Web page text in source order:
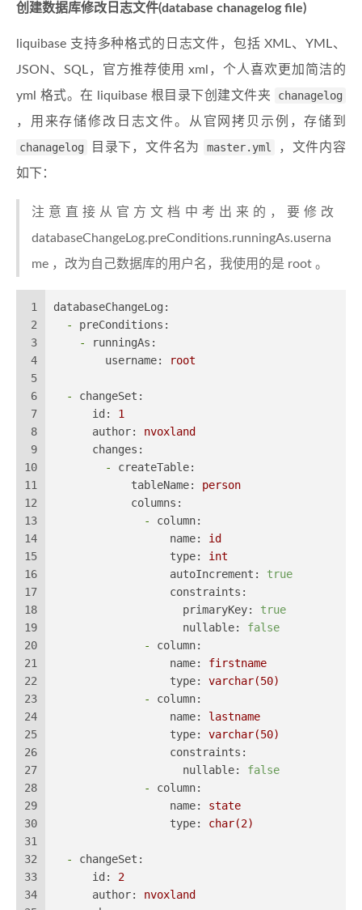
创建数据库修改日志文件(database chanagelog file)
liquibase 支持多种格式的日志文件，包括 XML、YML、
JSON、SQL，官方推荐使用 xml，个人喜欢更加简洁的
yml 格式。在 liquibase 根目录下创建文件夹
chanagelog
，用来存储修改日志文件。从官网拷贝示例，存储到
chanagelog
目录下，文件名为 master.yml
，文件内容
如下：
注意直接从官方文档中考出来的，要修改
databaseChangeLog.preConditions.runningAs.userna
me ，改为自己数据库的用户名，我使用的是 root 。
1
2
3
4
5
6
7
8
9
10
11
12
13
14
15
16
17
18
19
20
21
22
23
24
25
26
27
28
29
30
31
32
33
34
databaseChangeLog:
-
preConditions:
-
runningAs:
username:
root
-
changeSet:
id:
1
author:
nvoxland
changes:
-
createTable:
tableName:
person
columns:
-
column:
name:
id
type:
int
autoIncrement:
true
constraints:
primaryKey:
true
nullable:
false
-
column:
name:
firstname
type:
varchar(50)
-
column:
name:
lastname
type:
varchar(50)
constraints:
nullable:
false
-
column:
name:
state
type:
char(2)
-
changeSet:
id:
2
author:
nvoxland